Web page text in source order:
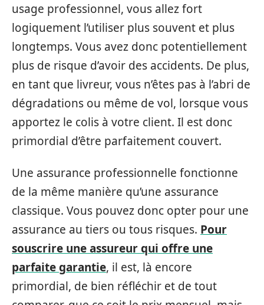
usage professionnel, vous allez fort
logiquement l’utiliser plus souvent et plus
longtemps. Vous avez donc potentiellement
plus de risque d’avoir des accidents. De plus,
en tant que livreur, vous n’êtes pas à l’abri de
dégradations ou même de vol, lorsque vous
apportez le colis à votre client. Il est donc
primordial d’être parfaitement couvert.
Une assurance professionnelle fonctionne
de la même manière qu’une assurance
classique. Vous pouvez donc opter pour une
assurance au tiers ou tous risques. Pour
souscrire une assureur qui offre une
parfaite garantie, il est, là encore
primordial, de bien réfléchir et de tout